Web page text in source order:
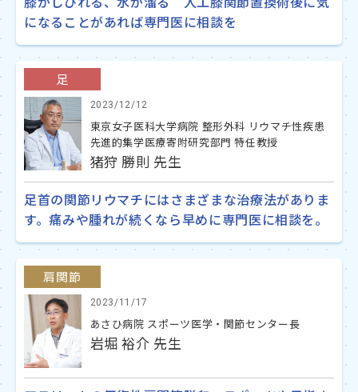
になることがあれば専門医に相談を
足
2023/12/12
東京女子医科大学病院 整形外科 リウマチ性疾患
先進的集学医療寄附研究部門 特任教授
猪狩 勝則 先生
足首の関節リウマチにはさまざまな治療法がありま
す。痛みや腫れが続くなら早めに専門医に相談を。
肩関節
2023/11/17
あさひ病院 スポーツ医学・関節センター長
岩堀 裕介 先生